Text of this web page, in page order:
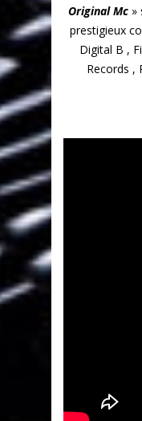
Original Mc»
prestigieux
Digital B ,
Records ,